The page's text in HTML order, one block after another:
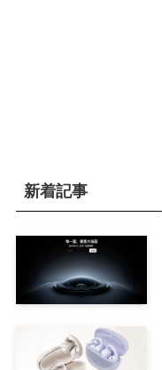
新着記事